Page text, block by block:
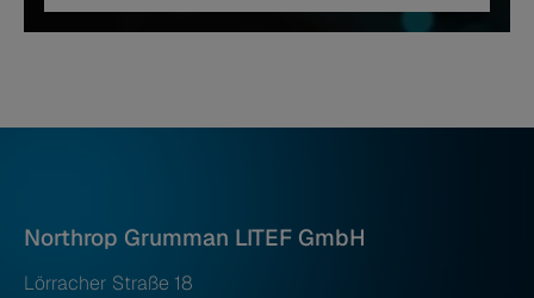
Northrop Grumman LITEF GmbH
Lörracher Straße 18